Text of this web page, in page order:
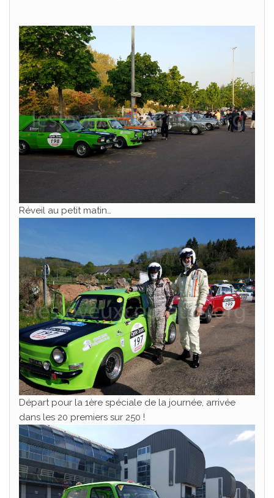
Réveil au petit matin…
Départ pour la 1ère spéciale de la journée, arrivée
dans les 20 premiers sur 250 !